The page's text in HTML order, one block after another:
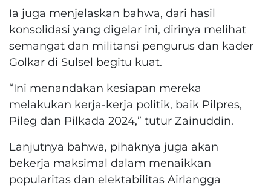
Ia juga menjelaskan bahwa, dari hasil
konsolidasi yang digelar ini, dirinya melihat
semangat dan militansi pengurus dan kader
Golkar di Sulsel begitu kuat.
“Ini menandakan kesiapan mereka
melakukan kerja-kerja politik, baik Pilpres,
Pileg dan Pilkada 2024,” tutur Zainuddin.
Lanjutnya bahwa, pihaknya juga akan
bekerja maksimal dalam menaikkan
popularitas dan elektabilitas Airlangga